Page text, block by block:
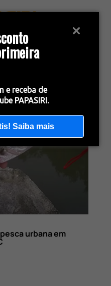
e receba de
PAPASIRI.
Saiba mais
urbana em